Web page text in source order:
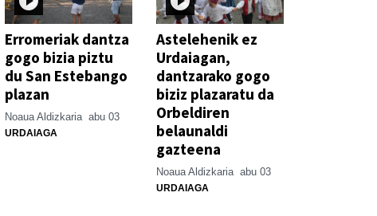
Erromeriak dantza
gogo bizia piztu
du San Estebango
plazan
Noaua Aldizkaria abu 03
URDAIAGA
Astelehenik ez
Urdaiagan,
dantzarako gogo
biziz plazaratu da
Orbeldiren
belaunaldi
gazteena
Noaua Aldizkaria abu 03
URDAIAGA